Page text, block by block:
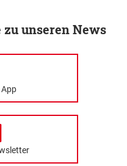
unseren News
App